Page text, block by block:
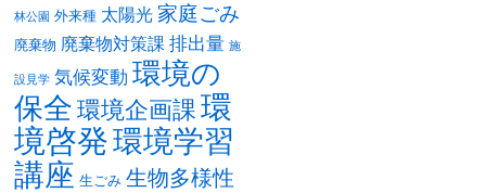
林公園 外来種 太陽光 家庭ごみ
廃棄物 廃棄物対策課 排出量 施
設見学 気候変動 環境の
保全 環境企画課 環
境啓発環境学習
講座 生ごみ 生物多様性